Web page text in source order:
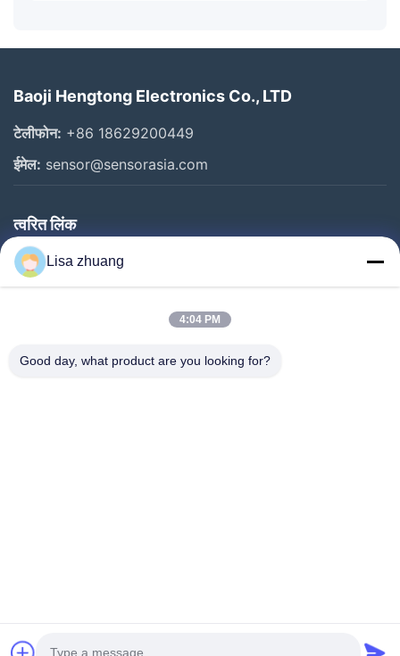
Baoji Hengtong Electronics Co., LTD
टेलीफोन: +86 18629200449
ईमेल: sensor@sensorasia.com
त्वरित लिंक
घर
उत्पादों
हमारे बारे में
Lisa zhuang
4:04 PM
Good day, what product are you looking for?